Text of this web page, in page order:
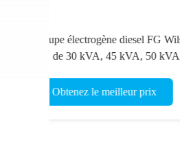
Groupe électrogène
375KVA 300KW
Obtenez le meilleur